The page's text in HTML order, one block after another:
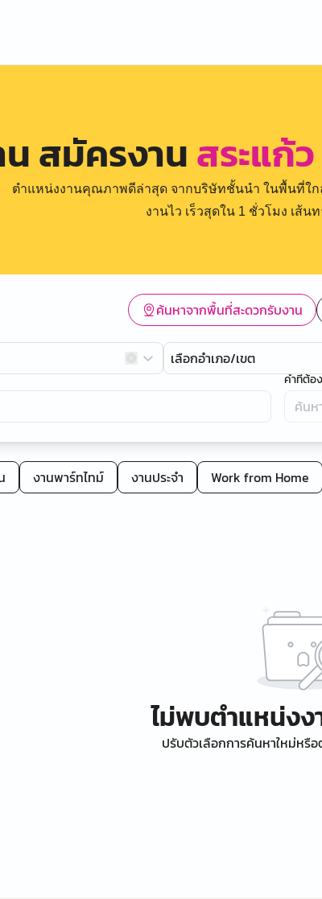
สมัครงานสระแก้
ตำแหน่งงานคุณภาพดีล่าสุด จากบริษัทชั้นนำ ในพื้นที่ใ
งานไว เร็วสุดใน 1 ชั่วโมง เส้
ค้นหาจากพื้นที่สะดวกรับงาน
เลือกอำเภอ/เขต
คำที่ต้อ
งานพาร์ทไทม์ งานประจำ Work from Home
ไม่พบตำแหน่ง
ปรับตัวเลือกการค้นหาใหม่หรื